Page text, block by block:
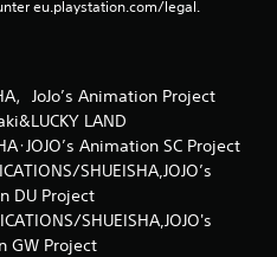
e
e
r
eu.playstation.com/legal.
，JoJo’s Animation Project
LAND
･JOJO’s Animation SC Project
SHUEISHA,JOJO’s
DU Project
SHUEISHA,JOJO's
GW Project